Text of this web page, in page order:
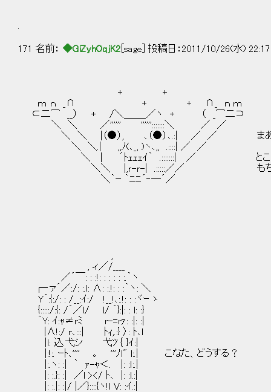
171 名前： ◆GiZyhOqjK2 [sage] 投稿日：2011/10/26(水)
+ +
ｍ ｎ _∩ + + ∩_ ｎ ｍ
⊂二⌒ __） + /＼＿＿_／ヽ + （ _⌒二⊃
＼ ＼ ／'''''' '''''':::::::＼ ／ ／
＼ ＼ |（●）, ､（●）､.:| ／ ／ まあ貰える
＼ ＼.| ,,ﾉ(､_, )ヽ､,, .::::| ／ ／
＼ | ´ﾄｪｪｪｲ｀ .:::::::| ／ ところでPTの
＼＼ |,ｒ-ｒ-| .:::::／／ もちろん、君たち
＼｀ｰ ｀ﾆﾆ´‐―´／
, ィ／/____
／´￣: : :!: : : : : :.｀ヽ
┌‐ァ´／:/: :.l: ∧: :.!: : :｀ヽ: ＼
Y´:{:/: : /__:ｲ:/ !__!､:.!: : :ヾｰ ゝ
{:::::/:{: /´／l/ l/ ｀}:|: : l: :}
｀Y: ｲ:ｬ≠rﾐ r-=rｧ: :|: :|
|∧!:/ r､:::| ﾄｨ,.:} 〉: ﾄ､l
|l: 込.弋シ 弋ﾂ｛ }ｲ:|
|:!:. ｰﾄ､'''' ｡ '''ﾉl" l:.| こなた、どうする？
|:.ヽ: :| ｀ ｧ-ｬ＜. |: :ｌ:.|
|: :.}: :| ／l ></ ﾄ､ |: :l.:|
|: :.|: :|/ |／}::::{ヽ!l V: :ｲ.:|